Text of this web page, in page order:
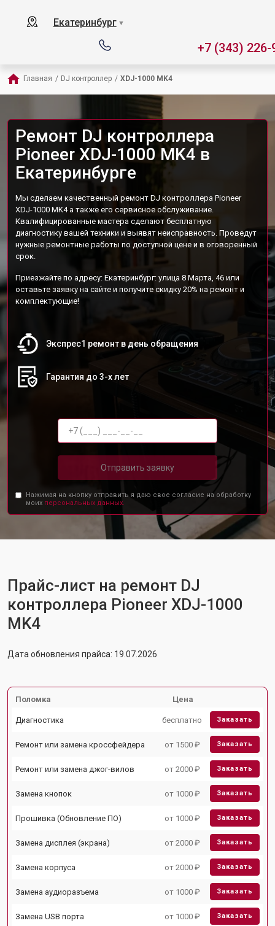
Екатеринбург ▼
+7 (343) 226-
Главная / DJ контроллер / XDJ-1000 MK4
Ремонт DJ контроллера
Pioneer XDJ-1000 MK4 в
Екатеринбурге
Мы сделаем качественный ремонт DJ контроллера Pioneer
XDJ-1000 MK4 а также его сервисное обслуживание.
Квалифицированные мастера сделают бесплатную
диагностику вашей техники и выявят неисправность. Проведут
нужные ремонтные работы по доступной цене и в оговоренный
срок.
Приезжайте по адресу: Екатеринбург: улица 8 Марта, 46 или
оставьте заявку на сайте и получите скидку 20% на ремонт и
комплектующие!
Экспрес1 ремонт в день обращения
Гарантия до 3-х лет
Отправить заявку
Нажимая на кнопку отправить я даю свое согласие на обработку
моих персональных данных.
Прайс-лист на ремонт DJ
контроллера Pioneer XDJ-1000
MK4
Дата обновления прайса: 19.07.2026
Поломка Цена
Диагностика бесплатно Заказать
Ремонт или замена кроссфейдера от 1500 ₽ Заказать
Ремонт или замена джог-вилов от 2000 ₽ Заказать
Замена кнопок от 1000 ₽ Заказать
Прошивка (Обновление ПО) от 1000 ₽ Заказать
Замена дисплея (экрана) от 2000 ₽ Заказать
Замена корпуса от 2000 ₽ Заказать
Замена аудиоразъема от 1000 ₽ Заказать
Замена USB порта от 1000 ₽ Заказать